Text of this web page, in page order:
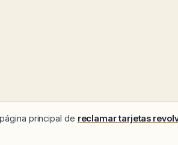
principal de reclamar tarjetas